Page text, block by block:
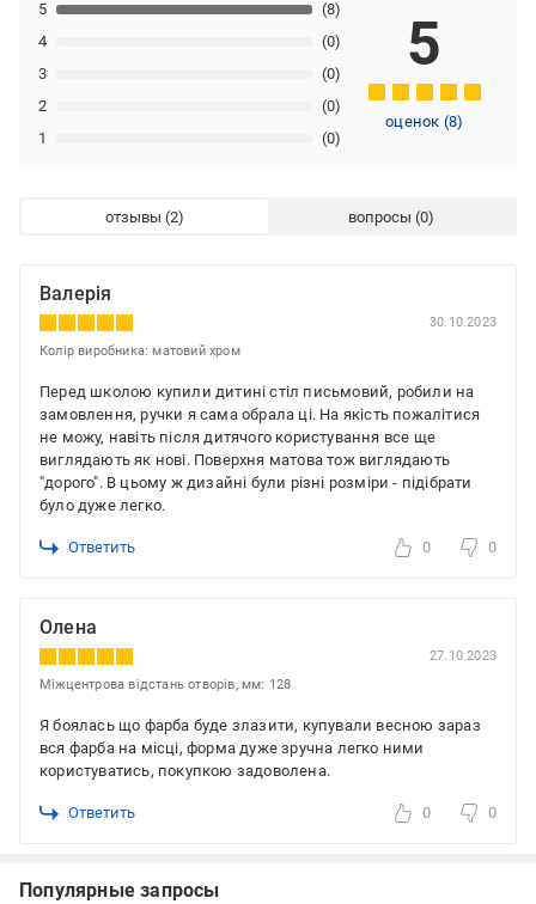
1 (0)
2 (0)
3 (0)
4 (0)
5 (8)
5
оценок (8)
отзывы вопросы
Валерія
30.10.2023
Колір виробника: матовий хром
Перед школою купили дитині стіл письмовий, робили на
замовлення, ручки я сама обрала ці. На якість пожалітися
не можу, навіть після дитячого користування все ще
виглядають як нові. Поверхня матова тож виглядають
"дорого". В цьому ж дизайні були різні розміри - підібрати
було дуже легко.
Ответить 0 0
Олена
27.10.2023
Міжцентрова відстань отворів, мм: 128
Я боялась що фарба буде злазити, купували весною зараз
вся фарба на місці, форма дуже зручна легко ними
користуватись, покупкою задоволена.
Ответить 0 0
Популярные запросы